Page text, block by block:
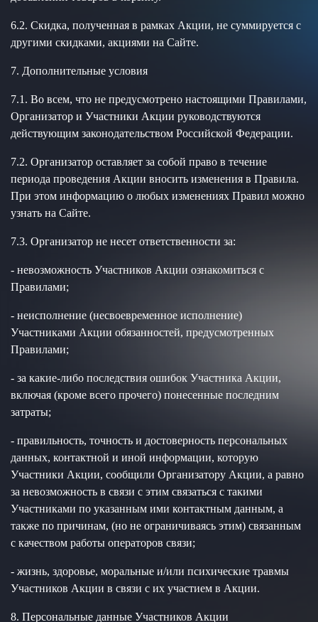
6.2. Скидка, полученная в рамках Акции, не суммируется с
другими скидками, акциями на Сайте.
7. Дополнительные условия
7.1. Во всем, что не предусмотрено настоящими Правилами,
Организатор и Участники Акции руководствуются
действующим законодательством Российской Федерации.
7.2. Организатор оставляет за собой право в течение
периода проведения Акции вносить изменения в Правила.
При этом информацию о любых изменениях Правил можно
узнать на Сайте.
7.3. Организатор не несет ответственности за:
- невозможность Участников Акции ознакомиться с
Правилами;
- неисполнение (несвоевременное исполнение)
Участниками Акции обязанностей, предусмотренных
Правилами;
- за какие-либо последствия ошибок Участника Акции,
включая (кроме всего прочего) понесенные последним
затраты;
- правильность, точность и достоверность персональных
данных, контактной и иной информации, которую
Участники Акции, сообщили Организатору Акции, а равно
за невозможность в связи с этим связаться с такими
Участниками по указанным ими контактным данным, а
также по причинам, (но не ограничиваясь этим) связанным
с качеством работы операторов связи;
- жизнь, здоровье, моральные и/или психические травмы
Участников Акции в связи с их участием в Акции.
8. Персональные данные Участников Акции